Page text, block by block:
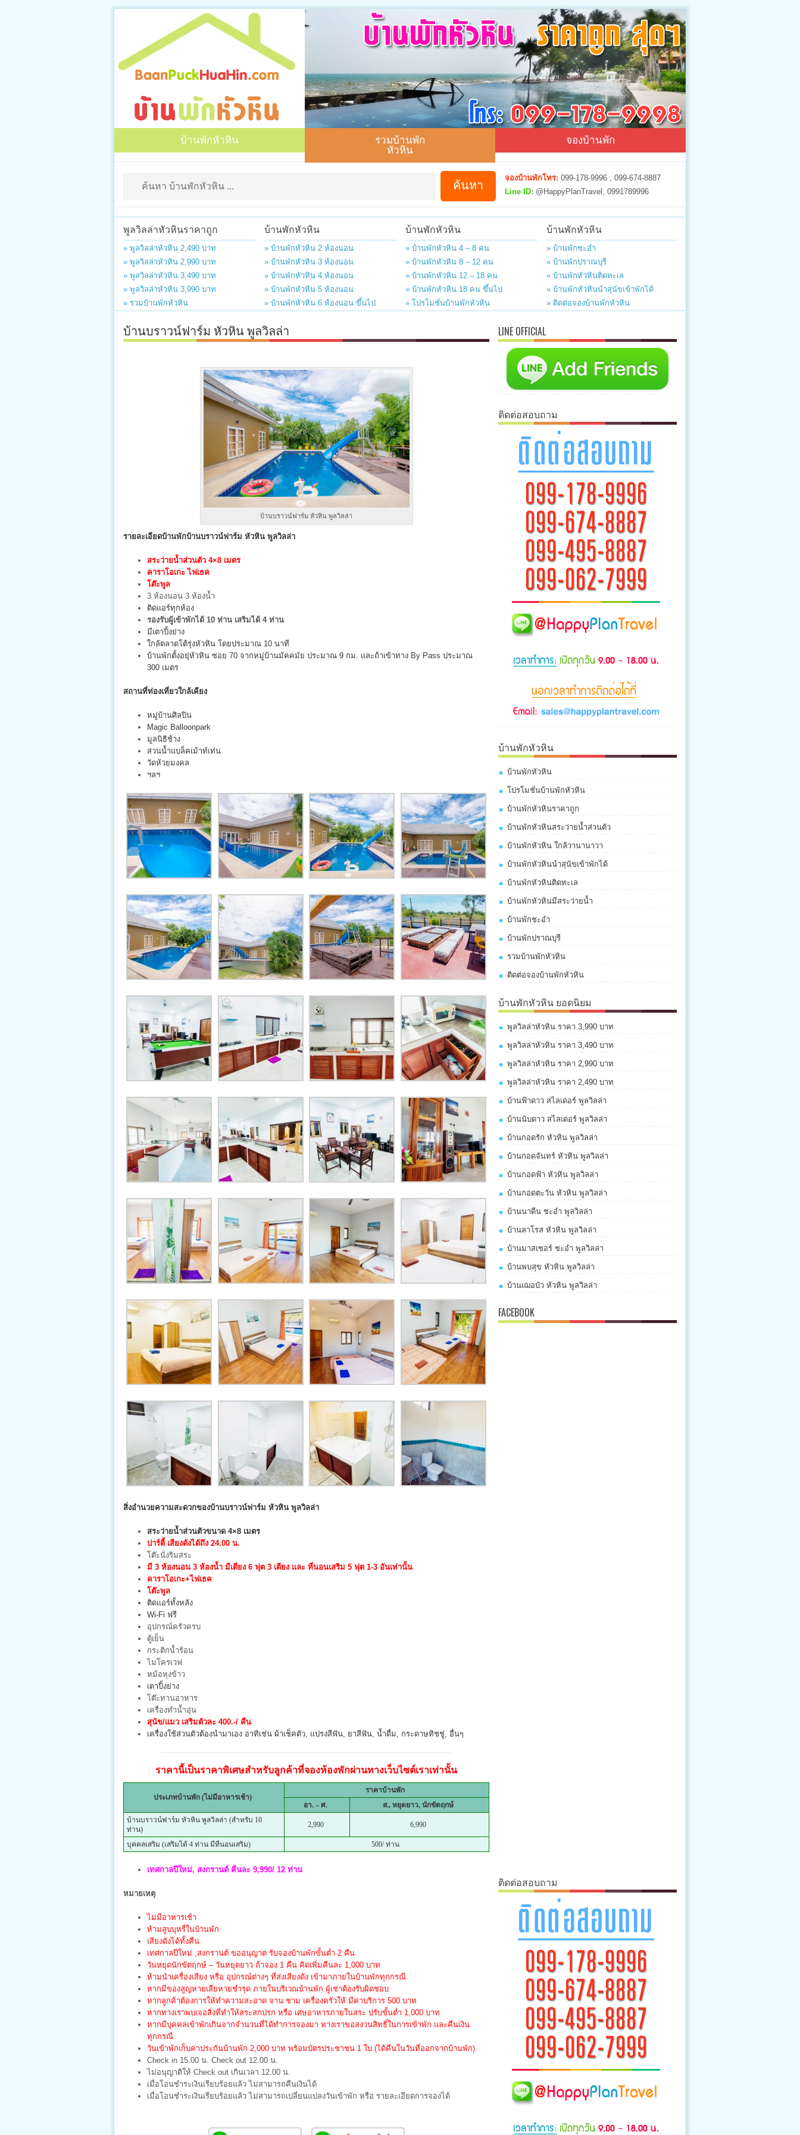
บ้านพักหัวหิน รวมบ้านพัก
หัวหิน
จองบ้านพัก
จองบ้านพักโทร: 099-178-9996 , 099-674-8887
Line ID: @HappyPlanTravel, 0991789996
พูลวิลล่าหัวหินราคาถูก
» พูลวิลล่าหัวหิน 2,490 บาท
» พูลวิลล่าหัวหิน 2,990 บาท
» พูลวิลล่าหัวหิน 3,490 บาท
» พูลวิลล่าหัวหิน 3,990 บาท
» รวมบ้านพักหัวหิน
บ้านพักหัวหิน
» บ้านพักหัวหิน 2 ห้องนอน
» บ้านพักหัวหิน 3 ห้องนอน
» บ้านพักหัวหิน 4 ห้องนอน
» บ้านพักหัวหิน 5 ห้องนอน
» บ้านพักหัวหิน 6 ห้องนอน ขึ้นไป
บ้านพักหัวหิน
» บ้านพักหัวหิน 4 – 8 คน
» บ้านพักหัวหิน 8 – 12 คน
» บ้านพักหัวหิน 12 – 18 คน
» บ้านพักหัวหิน 18 คน ขึ้นไป
» โปรโมชั่นบ้านพักหัวหิน
บ้านพักหัวหิน
» บ้านพักชะอำ
» บ้านพักปราณบุรี
» บ้านพักหัวหินติดทะเล
» บ้านพักหัวหินนำสุนัขเข้าพักได้
» ติดต่อจองบ้านพักหัวหิน
บ้านบราวน์ฟาร์ม หัวหิน พูลวิลล่า
บ้านบราวน์ฟาร์ม หัวหิน พูลวิลล่า
รายละเอียดบ้านพักบ้านบราวน์ฟาร์ม หัวหิน พูลวิลล่า
สระว่ายน้ำส่วนตัว 4×8 เมตร
คาราโอเกะ ไฟเธค
โต๊ะพูล
3 ห้องนอน 3 ห้องน้ำ
ติดแอร์ทุกห้อง
รองรับผู้เข้าพักได้ 10 ท่าน เสริมได้ 4 ท่าน
มีเตาปิ้งย่าง
ใกล้ตลาดโต้รุ่งหัวหิน โดยประมาณ 10 นาที
บ้านพักตั้งอยุ่หัวหิน ซอย 70 จากหมู่บ้านมัคคมัย ประมาณ 9 กม. และถ้าเข้าทาง By Pass ประมาณ
300 เมตร
สถานที่ท่องเที่ยวใกล้เคียง
หมู่บ้านศิลปิน
Magic Balloonpark
มูลนิธิช้าง
สวนน้ำแบล็คเม้าท์เท่น
วัดห้วยมงคล
ฯลฯ
สิ่งอำนวยความสะดวกของบ้านบราวน์ฟาร์ม หัวหิน พูลวิลล่า
สระว่ายน้ำส่วนตัวขนาด 4×8 เมตร
ปาร์ตี้ เสียงดังได้ถึง 24.00 น.
โต๊ะนั่งริมสระ
มี 3 ห้องนอน 3 ห้องน้ำ มีเตียง 6 ฟุต 3 เตียง และ ที่นอนเสริม 5 ฟุต 1-3 อันเท่านั้น
คาราโอเกะ+ไฟเธค
โต๊ะพูล
ติดแอร์ทั้งหลัง
Wi-Fi ฟรี
อุปกรณ์ครัวครบ
ตู้เย็น
กระติกน้ำร้อน
ไมโครเวฟ
หม้อหุงข้าว
เตาปิ้งย่าง
โต๊ะทานอาหาร
เครื่องทำน้ำอุ่น
สุนัข/แมว เสริมตัวละ 400.-/ คืน
เครื่องใช้ส่วนตัวต้องนำมาเอง อาทิเช่น ผ้าเช็คตัว, แปรงสีฟัน, ยาสีฟัน, น้ำดื่ม, กระดาษทิชชู่, อื่นๆ
ราคานี้เป็นราคาพิเศษสำหรับลูกค้าที่จองห้องพักผ่านทางเว็บไซต์เราเท่านั้น
ประเภทบ้านพัก (ไม่มีอาหารเช้า)
ราคาบ้านพัก
อา. – ศ.
ส., หยุดยาว, นักขัตฤกษ์
บ้านบราวน์ฟาร์ม หัวหิน พูลวิลล่า (สำหรับ 10
ท่าน)
2,990 6,990
บุคคลเสริม (เสริมได้ 4 ท่าน มีทีนอนเสริม) 500/ ท่าน
เทศกาลปีใหม่, สงกรานต์ คืนละ 9,990/ 12 ท่าน
หมายเหตุ
ไม่มีอาหารเช้า
ห้ามสูบบุหรี่ในบ้านพัก
เสียงดังได้ทั้งคืน
เทศกาลปีใหม่ ,สงกรานต์ ขออนุญาต รับจองบ้านพักขั้นต่ำ 2 คืน
วันหยุดนักขัตฤกษ์ – วันหยุดยาว ถ้าจอง 1 คืน คิดเพิ่มคืนละ 1,000 บาท
ห้ามนำเครื่องเสียง หรือ อุปกรณ์ต่างๆ ที่ส่งเสียงดัง เข้ามาภายในบ้านพักทุกกรณี
หากมีของสูญหายเสียหายชำรุด ภายในบริเวณบ้านพัก ผู้เช่าต้องรับผิดชอบ
หากลูกค้าต้องการให้ทำความสะอาด จาน ชาม เครื่องครัวให้ มีค่าบริการ 500 บาท
หากทางเราพบเจอสิ่งที่ทำให้สระสกปรก หรือ เศษอาหารภายในสระ ปรับขั้นต่ำ 1,000 บาท
หากมีบุคคลเข้าพักเกินจากจำนวนที่ได้ทำการจองมา ทางเราขอสงวนสิทธิ์ในการเข้าพัก และคืนเงิน
ทุกกรณี
วันเข้าพักเก็บค่าประกันบ้านพัก 2,000 บาท พร้อมบัตรประชาชน 1 ใบ (ได้คืนในวันที่ออกจากบ้านพัก)
Check in 15.00 น. Check out 12.00 น.
ไม่อนุญาติให้ Check out เกินเวลา 12.00 น.
เมื่อโอนชำระเงินเรียบร้อยแล้ว ไม่สามารถคืนเงินได้
เมื่อโอนชำระเงินเรียบร้อยแล้ว ไม่สามารถเปลี่ยนแปลงวันเข้าพัก หรือ รายละเอียดการจองได้
LINE OFFICIAL
ติดต่อสอบถาม
บ้านพักหัวหิน
บ้านพักหัวหิน
โปรโมชั่นบ้านพักหัวหิน
บ้านพักหัวหินราคาถูก
บ้านพักหัวหินสระว่ายน้ำส่วนตัว
บ้านพักหัวหิน ใกล้วานานาวา
บ้านพักหัวหินนำสุนัขเข้าพักได้
บ้านพักหัวหินติดทะเล
บ้านพักหัวหินมีสระว่ายน้ำ
บ้านพักชะอำ
บ้านพักปราณบุรี
รวมบ้านพักหัวหิน
ติดต่อจองบ้านพักหัวหิน
บ้านพักหัวหิน ยอดนิยม
พูลวิลล่าหัวหิน ราคา 3,990 บาท
พูลวิลล่าหัวหิน ราคา 3,490 บาท
พูลวิลล่าหัวหิน ราคา 2,990 บาท
พูลวิลล่าหัวหิน ราคา 2,490 บาท
บ้านฟ้าดาว สไลเดอร์ พูลวิลล่า
บ้านนับดาว สไลเดอร์ พูลวิลล่า
บ้านกอดรัก หัวหิน พูลวิลล่า
บ้านกอดจันทร์ หัวหิน พูลวิลล่า
บ้านกอดฟ้า หัวหิน พูลวิลล่า
บ้านกอดตะวัน หัวหิน พูลวิลล่า
บ้านนาดีน ชะอำ พูลวิลล่า
บ้านลาโรส หัวหิน พูลวิลล่า
บ้านมาสเซอร์ ชะอำ พูลวิลล่า
บ้านพบสุข หัวหิน พูลวิลล่า
บ้านเฌอบัว หัวหิน พูลวิลล่า
FACEBOOK
ติดต่อสอบถาม